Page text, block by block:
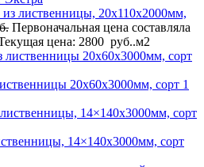
лиственницы, 20x110x2000мм,
Первоначальная цена составляла
цена: 2800 руб..м2
20x60x3000мм, сорт 1
14×140x3000мм, сорт